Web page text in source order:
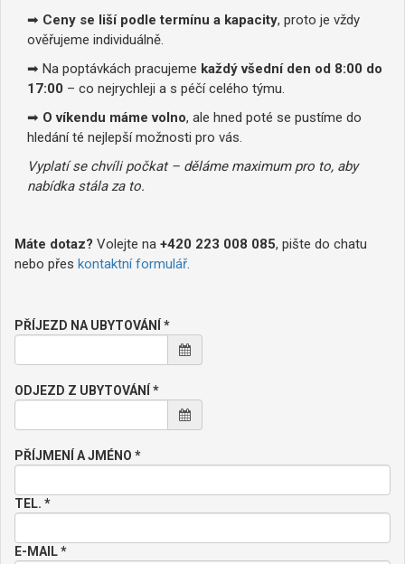
➡ Ceny se liší podle termínu a kapacity, proto je vždy
ověřujeme individuálně.
➡ Na poptávkách pracujeme každý všední den od 8:00 do
17:00 – co nejrychleji a s péčí celého týmu.
➡ O víkendu máme volno, ale hned poté se pustíme do
hledání té nejlepší možnosti pro vás.
Vyplatí se chvíli počkat – děláme maximum pro to, aby
nabídka stála za to.
Máte dotaz? Volejte na +420 223 008 085, pište do chatu
nebo přes kontaktní formulář.
PŘÍJEZD NA UBYTOVÁNÍ *
ODJEZD Z UBYTOVÁNÍ *
PŘÍJMENÍ A JMÉNO *
TEL. *
E-MAIL *